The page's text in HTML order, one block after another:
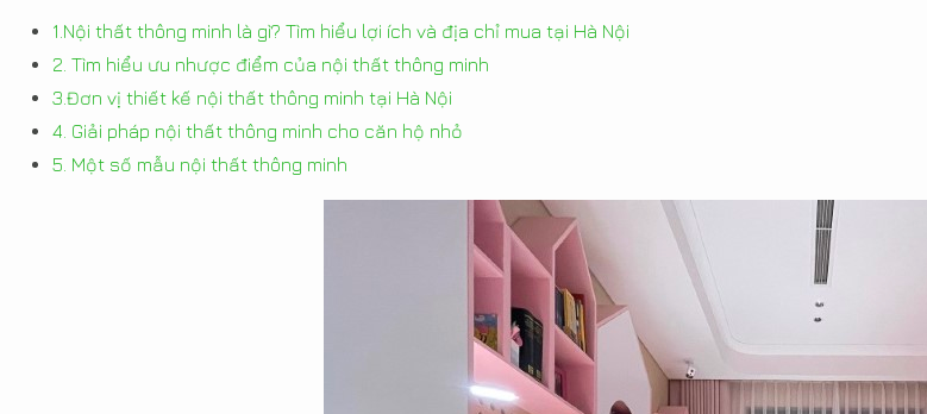
1.Nội thất thông minh là gì? Tìm hiểu lợi ích và địa chỉ mua tại Hà Nội
2. Tìm hiểu ưu nhược điểm của nội thất thông minh
3.Đơn vị thiết kế nội thất thông minh tại Hà Nội
4. Giải pháp nội thất thông minh cho căn hộ nhỏ
5. Một số mẫu nội thất thông minh